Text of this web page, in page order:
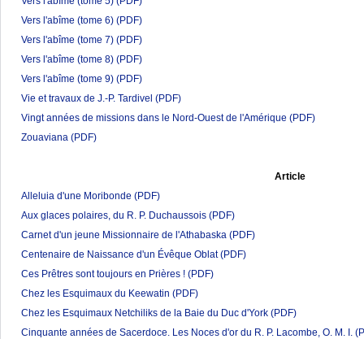
Vers l'abîme (tome 6) (PDF)
Vers l'abîme (tome 7) (PDF)
Vers l'abîme (tome 8) (PDF)
Vers l'abîme (tome 9) (PDF)
Vie et travaux de J.-P. Tardivel (PDF)
Vingt années de missions dans le Nord-Ouest de l'Amérique (PDF)
Zouaviana (PDF)
Article
Alleluia d'une Moribonde (PDF)
Aux glaces polaires, du R. P. Duchaussois (PDF)
Carnet d'un jeune Missionnaire de l'Athabaska (PDF)
Centenaire de Naissance d'un Évêque Oblat (PDF)
Ces Prêtres sont toujours en Prières ! (PDF)
Chez les Esquimaux du Keewatin (PDF)
Chez les Esquimaux Netchiliks de la Baie du Duc d'York (PDF)
Cinquante années de Sacerdoce. Les Noces d'or du R. P. Lacombe, O. M. I.